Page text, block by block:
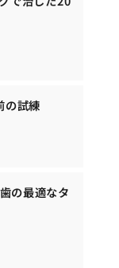
の試練
の最適なタ